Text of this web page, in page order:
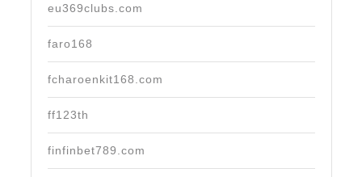
eu369clubs.com
faro168
fcharoenkit168.com
ff123th
finfinbet789.com